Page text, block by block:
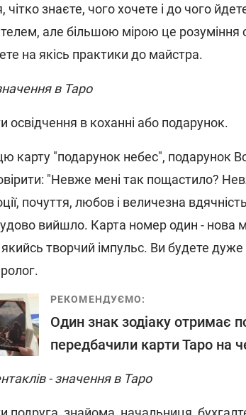
чітко знаєте, чого хочете і до чого
але більшою мірою це розуміння
на якісь практики до майстра.
в Таро
освідчення в коханні або подарунок.
карту "подарунок небес", подарунок
"Невже мені так пощастило?
почуття, любов і величезна
вийшло. Карта номер один - нова
творчий імпульс. Ви будете дуже
РЕКОМЕНДУЄМО:
Один знак зодіаку отримає
передбачили карти Таро на
- значення в Таро